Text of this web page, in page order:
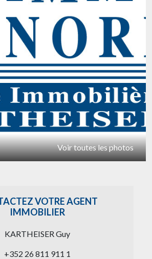
Voir toutes les photos
VOTRE AGENT
IMMOBILIER
KARTHEISER Guy
+352 26 811 911 1